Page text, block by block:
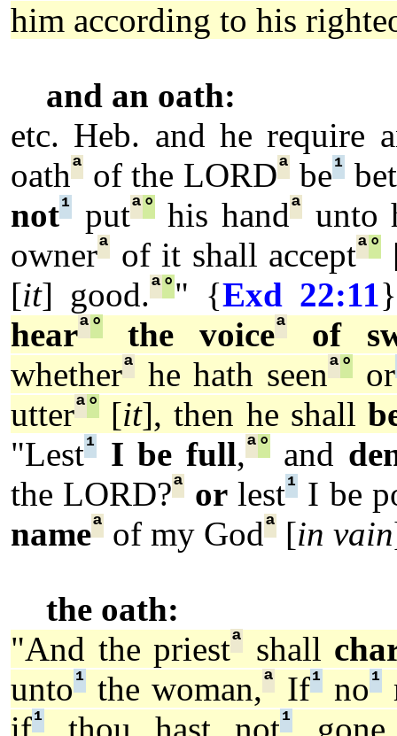
him according to his
and an oath:
etc. Heb. and he require
oathª of the LORDª be¹
not¹ putª°his handª
unto
ownerª of it shall acceptª°
[it] good.ª°" {Exd 22:11}
hearª° the voiceª
of
whetherª he hath seenª°or
utterª° [it], then he shall
"Lest¹ I be full,ª°and
the LORD?ª orlest¹ I be
nameª of my Godª [in vain
the oath:
"And the priestª shall
unto¹ the woman,ª If¹no¹
¹ ¹